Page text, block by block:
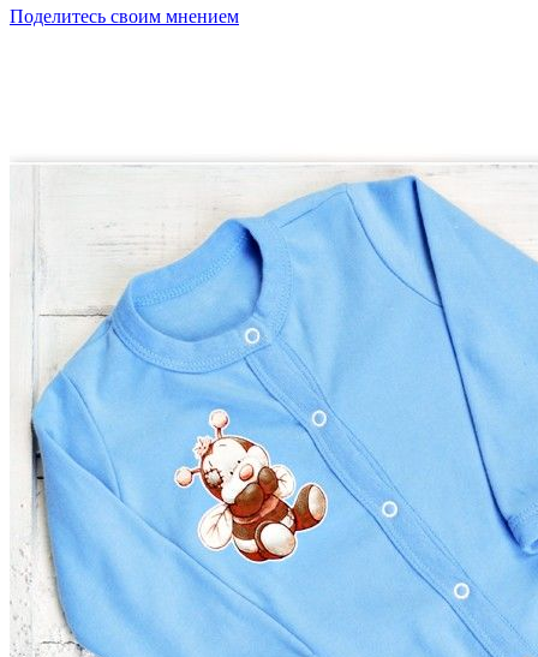
Поделитесь своим мнением